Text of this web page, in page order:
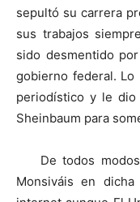
sepultó su carrera
sus trabajos
sido desmentido
gobierno federal.
periodístico y le dio
Sheinbaum para
De todos
Monsiváis en